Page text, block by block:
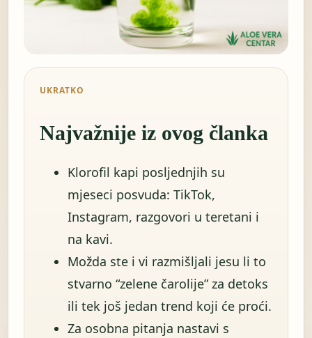
UKRATKO
Najvažnije iz ovog članka
Klorofil kapi posljednjih su
mjeseci posvuda: TikTok,
Instagram, razgovori u teretani i
na kavi.
Možda ste i vi razmišljali jesu li to
stvarno “zelene čarolije” za detoks
ili tek još jedan trend koji će proći.
Za osobna pitanja nastavi s